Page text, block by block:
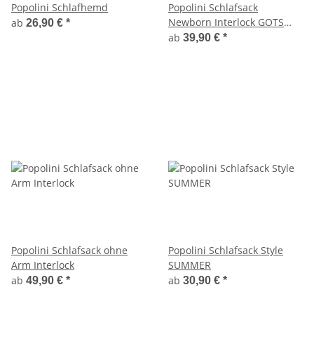
Popolini Schlafhemd
ab 26,90 € *
Popolini Schlafsack
Newborn Interlock GOTS
60cm
ab 39,90 € *
Popolini Schlafsack ohne
Arm Interlock
ab 49,90 € *
Popolini Schlafsack Style
SUMMER
ab 30,90 € *